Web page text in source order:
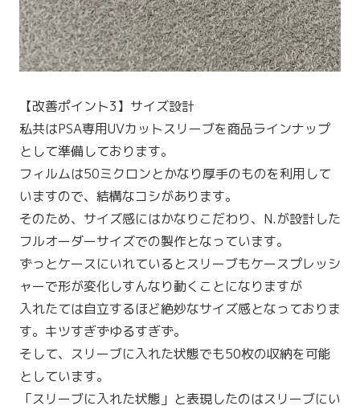
【改善ポイント3】サイズ設計
私共はPSA専用UVカットスリーブを商品ラインナップ
として準備しております。
フィルムは50ミクロンとかなり厚手のものを利用して
いますので、結構なコシがあります。
そのため、サイズ感にはかなりこだわり、N.が設計した
フルオーダーサイズでの製作となっています。
ずっとケースにいれているとスリーブもケースプレッシ
ャーで形が変化しすんなり動くことになりますが
入れたては自立するほど絶妙なサイズ感となっておりま
す。キツすぎずゆるすぎず。
そして、スリーブに入れた状態でも50枚の収納を可能
としています。
「スリーブに入れた状態」と表現したのはスリーブにい